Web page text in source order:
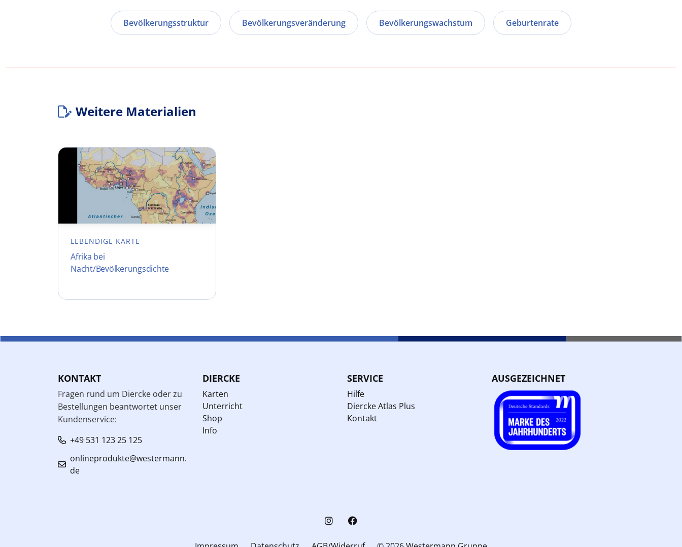
Bevölkerungsstruktur Bevölkerungsveränderung Bevölkerungswachstum Geburtenrate
Weitere Materialien
LEBENDIGE KARTE
Afrika bei
Nacht/Bevölkerungsdichte
KONTAKT
Fragen rund um Diercke oder zu
Bestellungen beantwortet unser
Kundenservice:
+49 531 123 25 125
onlineprodukte@westermann.
de
DIERCKE
Karten
Unterricht
Shop
Info
SERVICE
Hilfe
Diercke Atlas Plus
Kontakt
AUSGEZEICHNET